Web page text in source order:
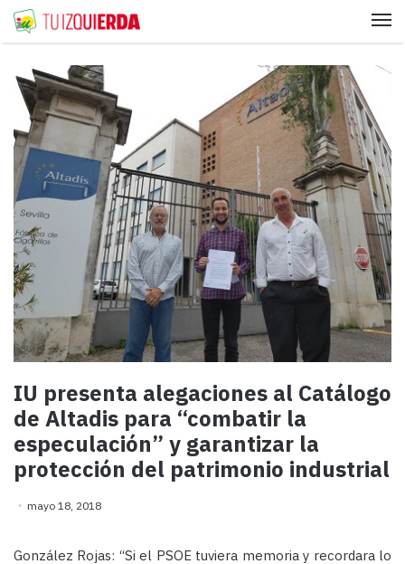
IU presenta alegaciones al Catálogo
de Altadis para “combatir la
especulación” y garantizar la
protección del patrimonio industrial
mayo 18, 2018
González Rojas: “Si el PSOE tuviera memoria y recordara lo